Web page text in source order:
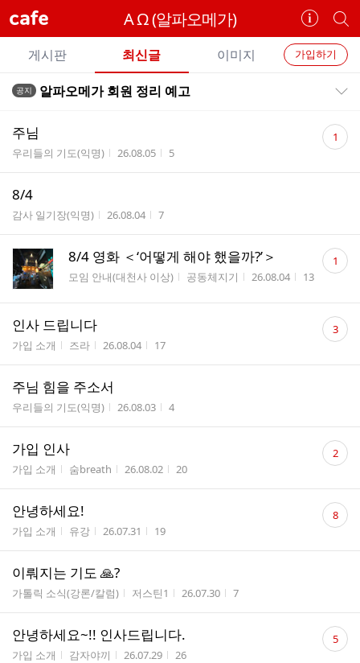
cafe A Ω (알파오메가)
카
페
정
보
개
별
카
페
검
카
페
메
뉴
가입하기
게시판 최신글 이미지
전
글
트
공지 알파오메가 회원 정리 예고
주님
게시판명
우리들의 기도(익명) 작성시간
26.08.05 조회수
5
댓
글 1
8/4
게시판명
감사 일기장(익명) 작성시간
26.08.04 조회수
7
8/4 영화 ＜‘어떻게 해야 했을까?’＞
게시판명
모임 안내(대천사 이상) 작성자
공동체지기 작성시간
26.08.04 조회수
13
댓
글 1
인사 드립니다
게시판명
가입 소개 작성자
즈라 작성시간
26.08.04 조회수
17
댓
글 3
주님 힘을 주소서
게시판명
우리들의 기도(익명) 작성시간
26.08.03 조회수
4
가입 인사
게시판명
가입 소개 작성자
숨breath 작성시간
26.08.02 조회수
20
댓
글 2
안녕하세요!
게시판명
가입 소개 작성자
유강 작성시간
26.07.31 조회수
19
댓
글 8
이뤄지는 기도 🙏?
게시판명
가톨릭 소식(강론/칼럼) 작성자
저스틴1 작성시간
26.07.30 조회수
7
안녕하세요~!! 인사드립니다.
게시판명
가입 소개 작성자
감자야끼 작성시간
26.07.29 조회수
26
댓
글 5